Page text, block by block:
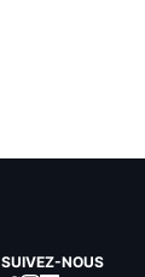
SUIVEZ-NOUS